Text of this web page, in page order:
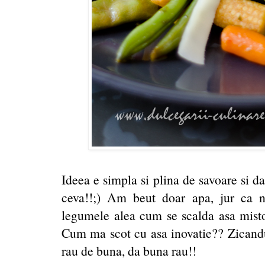
Ideea e simpla si plina de savoare si
ceva!!;) Am beut doar apa, jur ca
legumele alea cum se scalda asa
Cum ma scot cu asa inovatie??
rau de buna, da buna rau!!